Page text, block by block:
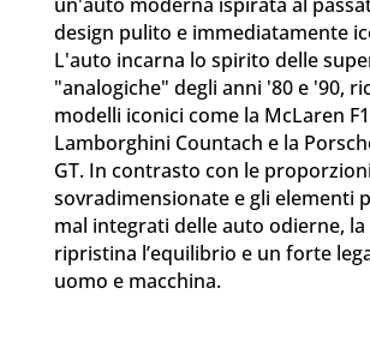
design pulito e immediatamente
L'auto incarna lo spirito delle
"analogiche" degli anni '80 e '90,
modelli iconici come la McLaren
Lamborghini Countach e la
GT. In contrasto con le proporzioni
sovradimensionate e gli elementi
mal integrati delle auto odierne, la
ripristina l’equilibrio e un forte
uomo e macchina.